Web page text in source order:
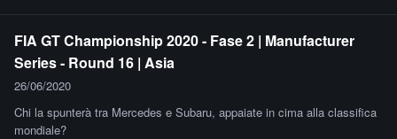
FIA GT Championship 2020 - Fase 2 | Manufacturer
Series - Round 16 | Asia
26/06/2020
Chi la spunterà tra Mercedes e Subaru, appaiate in cima alla classifica
mondiale?